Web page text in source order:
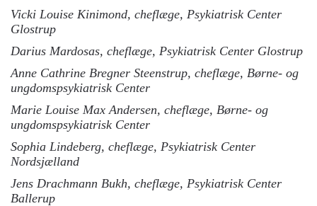
Vicki Louise Kinimond, cheflæge, Psykiatrisk Center
Glostrup
Darius Mardosas, cheflæge, Psykiatrisk Center Glostrup
Anne Cathrine Bregner Steenstrup, cheflæge, Børne- og
ungdomspsykiatrisk Center
Marie Louise Max Andersen, cheflæge, Børne- og
ungdomspsykiatrisk Center
Sophia Lindeberg, cheflæge, Psykiatrisk Center
Nordsjælland
Jens Drachmann Bukh, cheflæge, Psykiatrisk Center
Ballerup